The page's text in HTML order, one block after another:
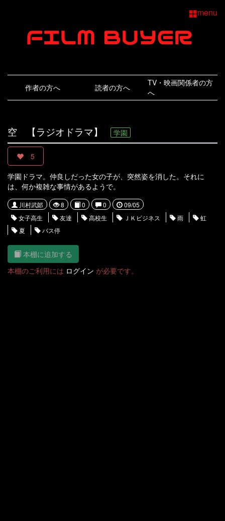
menu
作者の方へ 読者の方へ
TV・映画関係者の方
へ
空 【ラジオドラマ】 学園
5
学園ドラマ。仲良しだった女の子が、突然姿を消した。それに
は、何か複雑な事情があるようで。
川村武郞 8 0 0
09/05
女子高生
友達 高校生 ＪＫビジネス 雨
虹
夏
バス停
本棚に追加する
本棚のご利用には ログイン が必要です。